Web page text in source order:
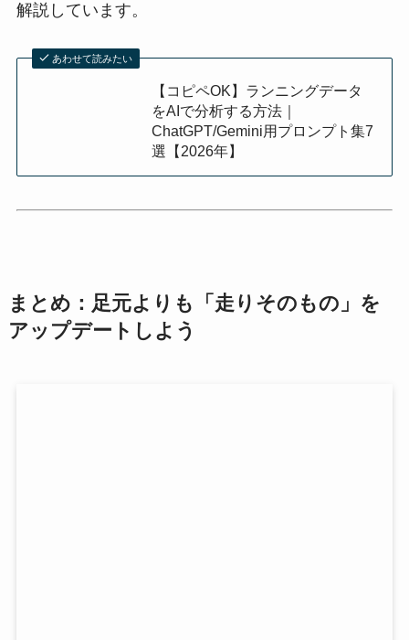
解説しています。
あわせて読みたい
【コピペOK】ランニングデータ
をAIで分析する方法｜
ChatGPT/Gemini用プロンプト集7
選【2026年】
まとめ：足元よりも「走りそのもの」を
アップデートしよう